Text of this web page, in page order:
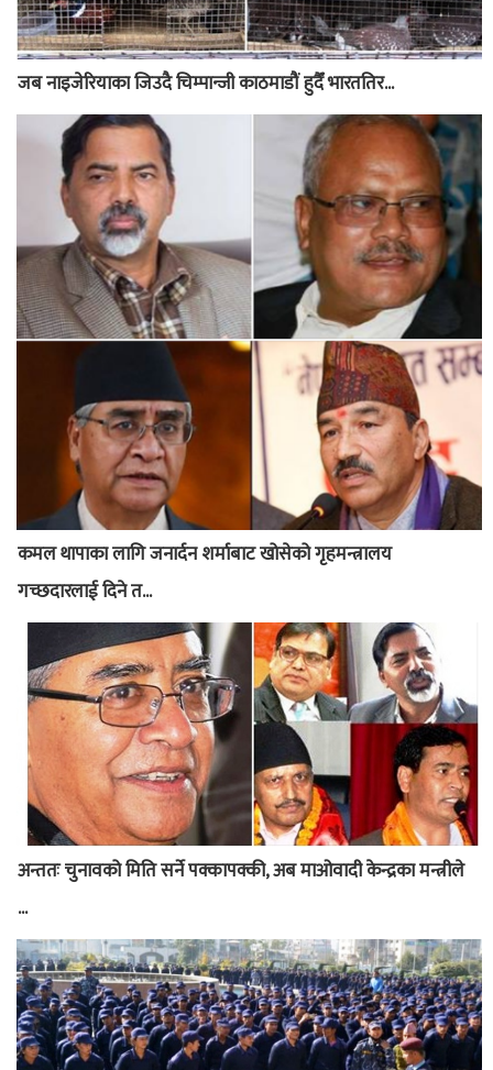
जब नाइजेरियाका जिउदै चिम्पान्जी काठमाडौं हुदैँ भारततिर...
कमल थापाका लागि जनार्दन शर्माबाट खोसेको गृहमन्त्रालय
गच्छदारलाई दिने त...
अन्ततः चुनावको मिति सर्ने पक्कापक्की, अब माओवादी केन्द्रका मन्त्रीले
...